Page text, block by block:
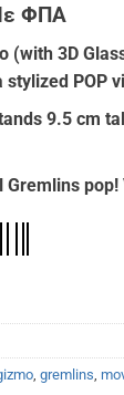
ΦΠΑ
(with 3D
stylized POP
9.5 cm
Gremlins pop!
gremlins